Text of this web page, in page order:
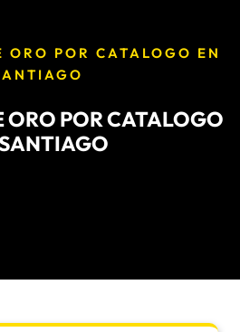
ORO POR CATALOGO EN
ORO POR CATALOGO